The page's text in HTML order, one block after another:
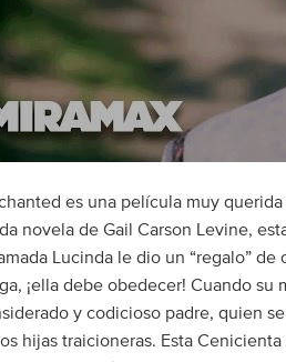
es una película muy
novela de Gail Carson Levine,
Lucinda le dio un “regalo”
¡ella debe obedecer! Cuando su
y codicioso padre, quien
hijas traicioneras. Esta